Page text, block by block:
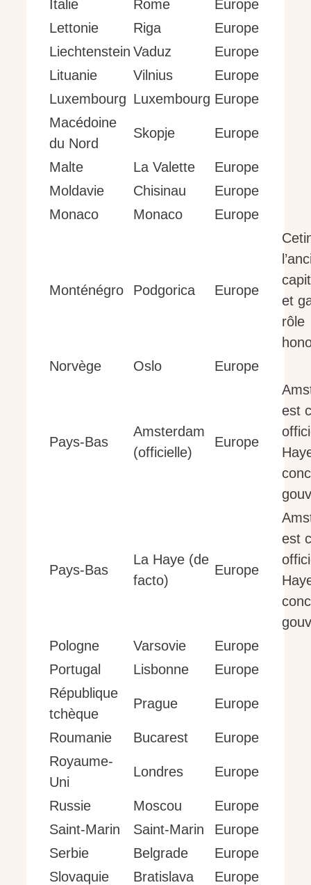
Italie
Rome
Europe
Lettonie
Riga
Europe
Liechtenstein Vaduz
Europe
Lituanie
Vilnius
Europe
Luxembourg Luxembourg Europe
Macédoine
du Nord
Skopje Europe
Malte La Valette
Europe
Moldavie
Chisinau
Europe
Monaco
Monaco Europe
Monténégro Podgorica Europe
et
rôle
Norvège
Oslo Europe
Pays-Bas
Amsterdam
(officielle)
Europe
est
Pays-Bas
La Haye (de
facto)
Europe
est
Pologne
Varsovie
Europe
Portugal
Lisbonne
Europe
République
tchèque
Prague Europe
Roumanie Bucarest
Europe
Royaume-
Uni
Londres Europe
Russie Moscou
Europe
Saint-Marin
Saint-Marin
Europe
Serbie
Belgrade
Europe
Slovaquie
Bratislava Europe